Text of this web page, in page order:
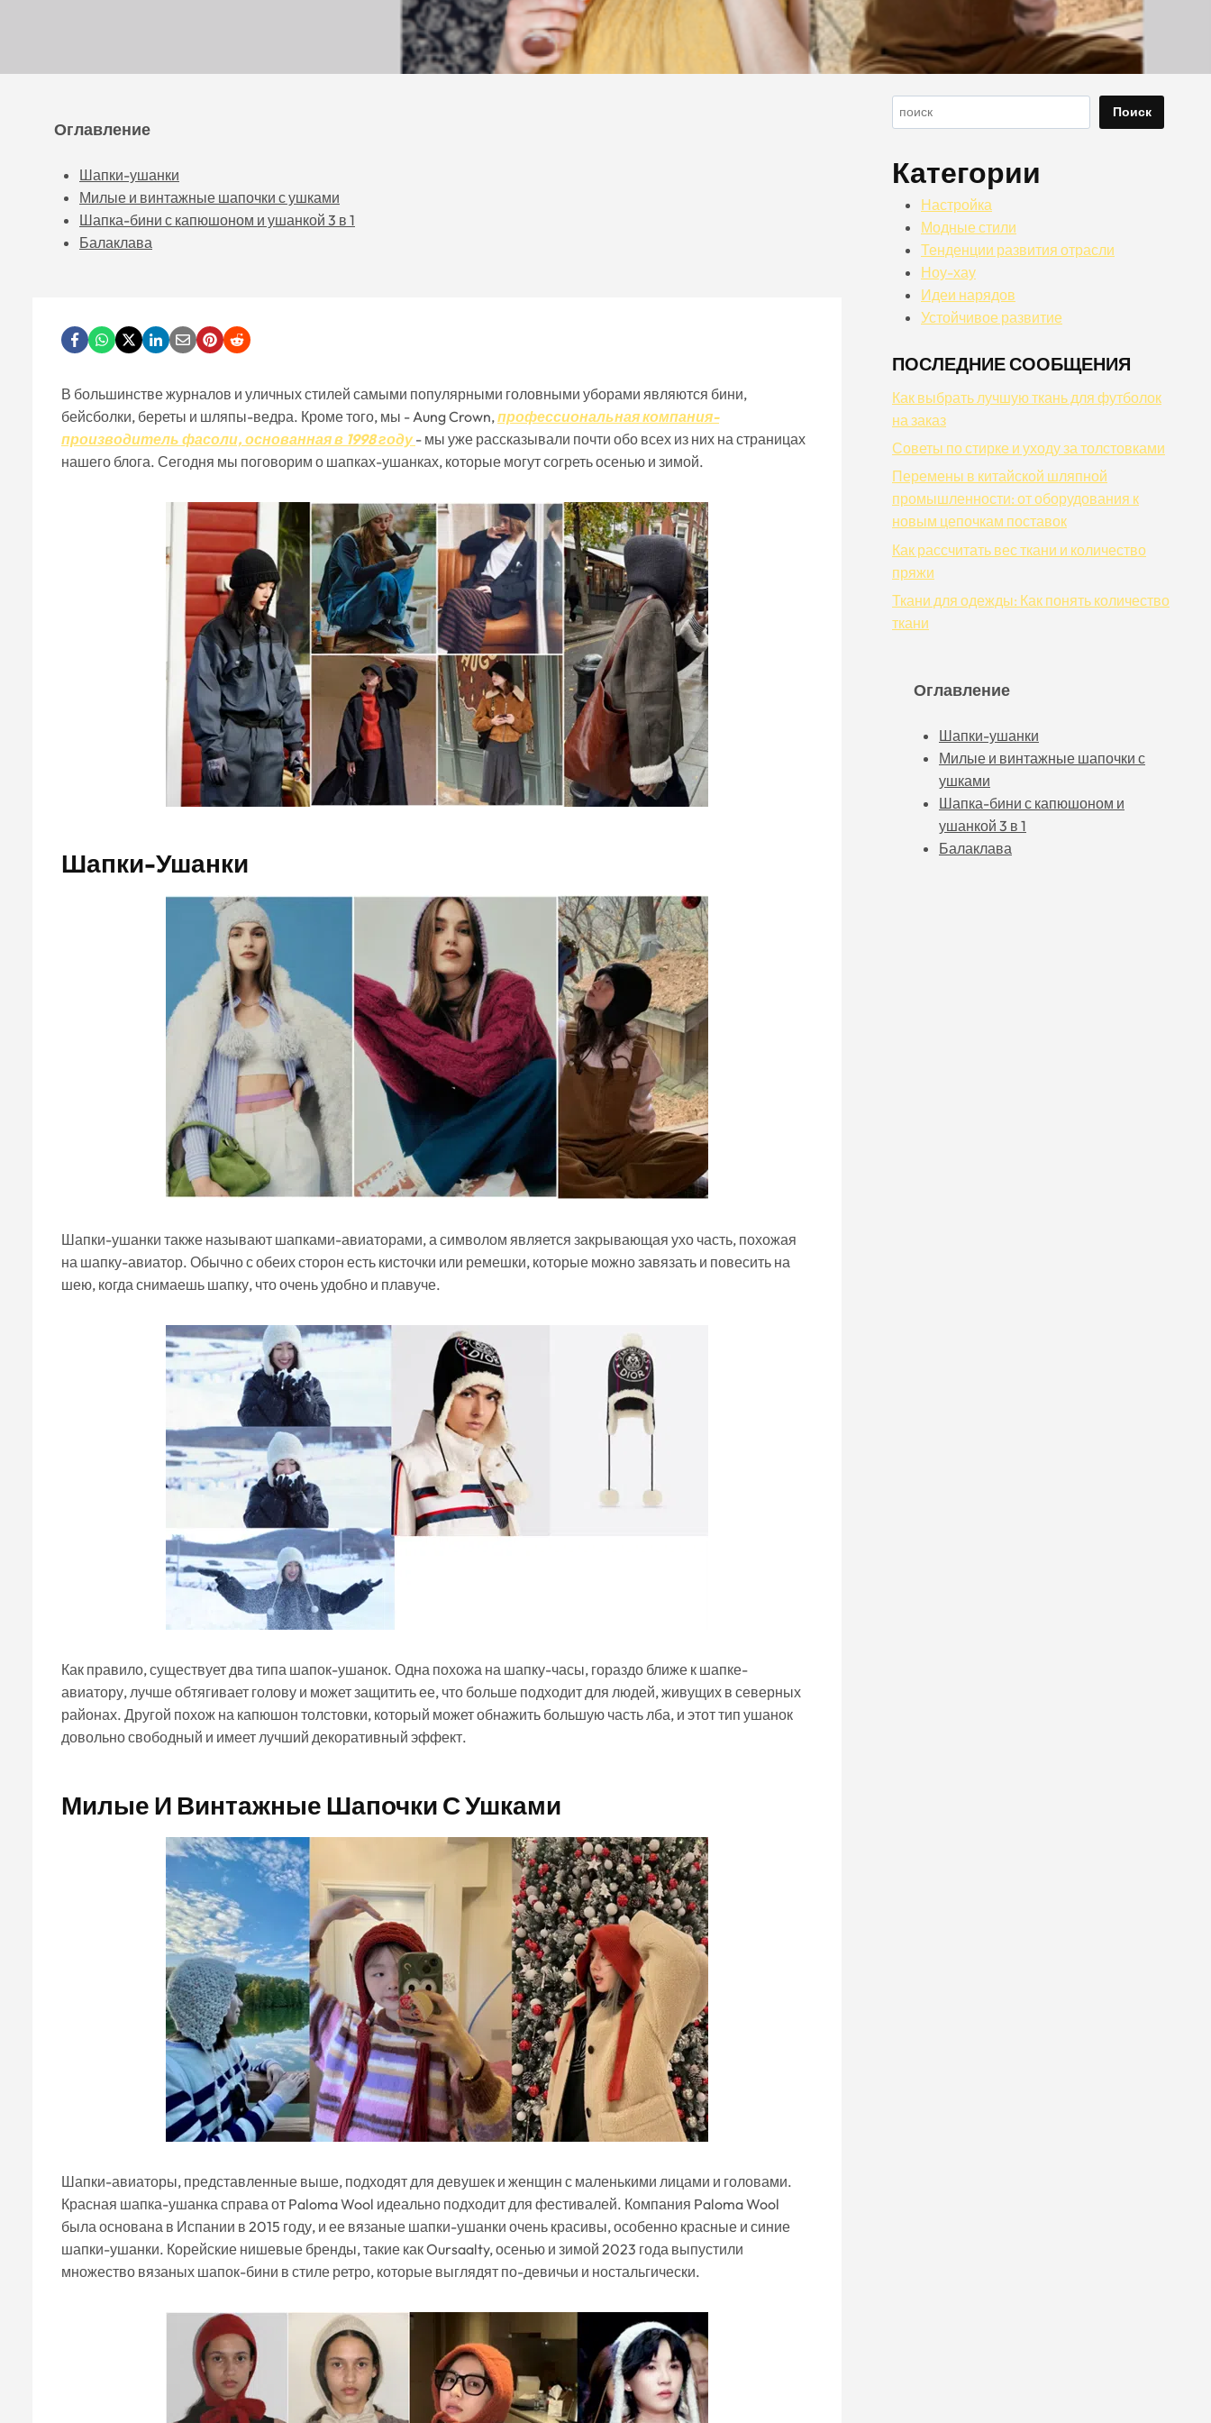
Оглавление
Шапки-ушанки
Милые и винтажные шапочки с ушками
Шапка-бини с капюшоном и ушанкой 3 в 1
Балаклава
В большинстве журналов и уличных стилей самыми популярными головными уборами являются бини,
бейсболки, береты и шляпы-ведра. Кроме того, мы - Aung Crown,профессиональная компания-
производитель фасоли, основанная в 1998 году - мы уже рассказывали почти обо всех из них на страницах
нашего блога. Сегодня мы поговорим о шапках-ушанках, которые могут согреть осенью и зимой.
Шапки-Ушанки
Шапки-ушанки также называют шапками-авиаторами, а символом является закрывающая ухо часть, похожая
на шапку-авиатор. Обычно с обеих сторон есть кисточки или ремешки, которые можно завязать и повесить на
шею, когда снимаешь шапку, что очень удобно и плавуче.
Как правило, существует два типа шапок-ушанок. Одна похожа на шапку-часы, гораздо ближе к шапке-
авиатору, лучше обтягивает голову и может защитить ее, что больше подходит для людей, живущих в северных
районах. Другой похож на капюшон толстовки, который может обнажить большую часть лба, и этот тип ушанок
довольно свободный и имеет лучший декоративный эффект.
Милые И Винтажные Шапочки С Ушками
Шапки-авиаторы, представленные выше, подходят для девушек и женщин с маленькими лицами и головами.
Красная шапка-ушанка справа от Paloma Wool идеально подходит для фестивалей. Компания Paloma Wool
была основана в Испании в 2015 году, и ее вязаные шапки-ушанки очень красивы, особенно красные и синие
шапки-ушанки. Корейские нишевые бренды, такие как Oursaalty, осенью и зимой 2023 года выпустили
множество вязаных шапок-бини в стиле ретро, которые выглядят по-девичьи и ностальгически.
Поиск Поиск
Категории
Настройка
Модные стили
Тенденции развития отрасли
Ноу-хау
Идеи нарядов
Устойчивое развитие
ПОСЛЕДНИЕ СООБЩЕНИЯ
Как выбрать лучшую ткань для футболок
на заказ
Советы по стирке и уходу за толстовками
Перемены в китайской шляпной
промышленности: от оборудования к
новым цепочкам поставок
Как рассчитать вес ткани и количество
пряжи
Ткани для одежды: Как понять количество
ткани
Оглавление
Шапки-ушанки
Милые и винтажные шапочки с
ушками
Шапка-бини с капюшоном и
ушанкой 3 в 1
Балаклава